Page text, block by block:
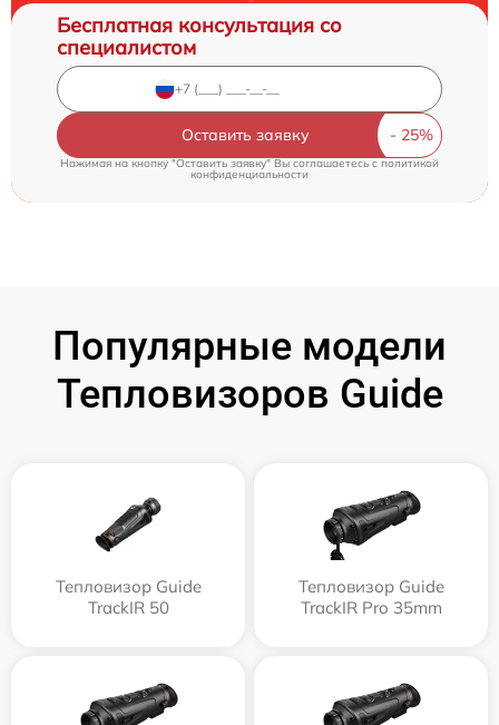
Бесплатная консультация со
специалистом
Оставить заявку
Нажимая на кнопку "Оставить заявку" Вы соглашаетесь cполитикой
конфиденциальности
Популярные модели
Тепловизоров Guide
Тепловизор Guide
TrackIR 50
Тепловизор Guide
TrackIR Pro 35mm